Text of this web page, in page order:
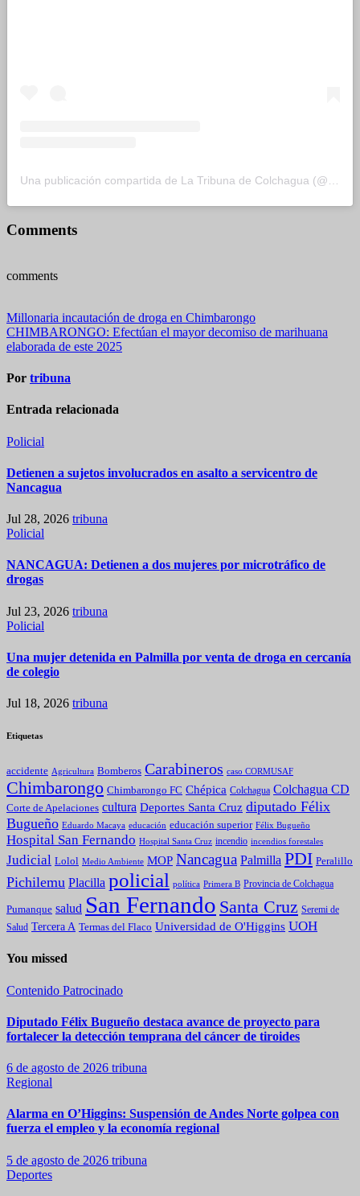
Una publicación compartida de La Tribuna de Colchagua (@tribuna_colchagua)
Comments
comments
Navegación
de
Millonaria incautación de droga en Chimbarongo
CHIMBARONGO: Efectúan el mayor decomiso de marihuana
elaborada de este 2025
Por tribuna
Entrada relacionada
Policial
Detienen a sujetos involucrados en asalto a servicentro de
Nancagua
Jul 28, 2026 tribuna
Policial
NANCAGUA: Detienen a dos mujeres por microtráfico de
drogas
Jul 23, 2026 tribuna
Policial
Una mujer detenida en Palmilla por venta de droga en cercanía
de colegio
Jul 18, 2026 tribuna
Etiquetas
accidente Agricultura Bomberos Carabineros caso CORMUSAF
Chimbarongo Chimbarongo FC Chépica Colchagua Colchagua CD
Corte de Apelaciones cultura Deportes Santa Cruz diputado Félix
Bugueño Eduardo Macaya educación educación superior Félix Bugueño
Hospital San Fernando Hospital Santa Cruz incendio incendios forestales
Judicial Lolol Medio Ambiente MOP Nancagua Palmilla PDI Peralillo
Pichilemu Placilla policial política Primera B Provincia de Colchagua
Pumanque salud San Fernando Santa Cruz Seremi de
Salud Tercera A Termas del Flaco Universidad de O'Higgins UOH
You missed
Contenido Patrocinado
Diputado Félix Bugueño destaca avance de proyecto para
fortalecer la detección temprana del cáncer de tiroides
6 de agosto de 2026 tribuna
Regional
Alarma en O’Higgins: Suspensión de Andes Norte golpea con
fuerza el empleo y la economía regional
5 de agosto de 2026 tribuna
Deportes